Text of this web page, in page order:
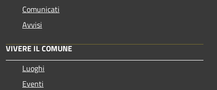
Comunicati
Avvisi
VIVERE IL COMUNE
Luoghi
Eventi